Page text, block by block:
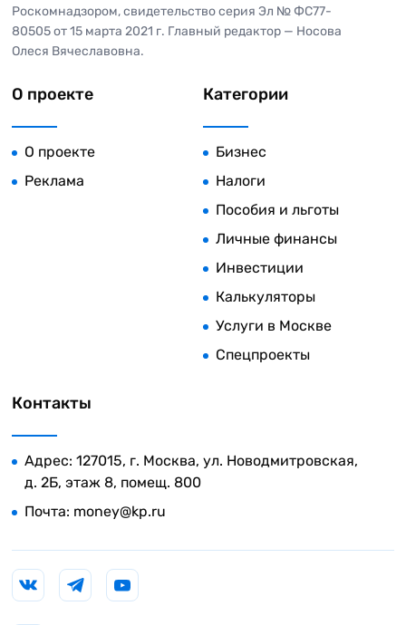
Роскомнадзором, свидетельство серия Эл № ФС77-
80505 от 15 марта 2021 г. Главный редактор — Носова
Олеся Вячеславовна.
О проекте
О проекте
Реклама
Категории
Бизнес
Налоги
Пособия и льготы
Личные финансы
Инвестиции
Калькуляторы
Услуги в Москве
Спецпроекты
Контакты
Адрес: 127015, г. Москва, ул. Новодмитровская,
д. 2Б, этаж 8, помещ. 800
Почта: money@kp.ru